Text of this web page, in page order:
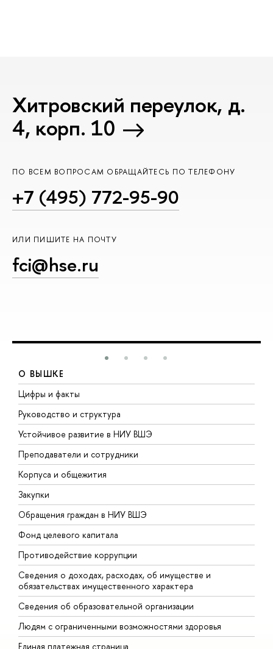
Хитровский переулок, д.
4, корп. 10
ПО ВСЕМ ВОПРОСАМ ОБРАЩАЙТЕСЬ ПО ТЕЛЕФОНУ
+7 (495) 772-95-90
ИЛИ ПИШИТЕ НА ПОЧТУ
fci@hse.ru
О ВЫШКЕ
Цифры и факты
Руководство и структура
Устойчивое развитие в НИУ ВШЭ
Преподаватели и сотрудники
Корпуса и общежития
Закупки
Обращения граждан в НИУ ВШЭ
Фонд целевого капитала
Противодействие коррупции
Сведения о доходах, расходах, об имуществе и
обязательствах имущественного характера
Сведения об образовательной организации
Людям с ограниченными возможностями здоровья
Единая платежная страница